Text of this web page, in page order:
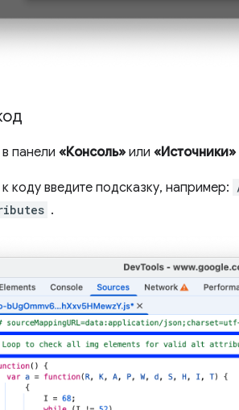
панели «Консоль» или «Источники»
коду введите подсказку, например:
.